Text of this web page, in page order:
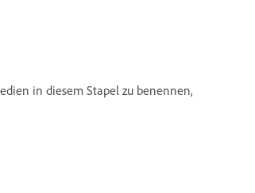
in diesem Stapel zu benennen,